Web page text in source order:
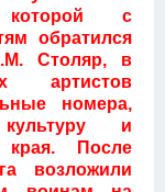
с
обратился
Столяр, в
артистов
номера,
и
края. После
возложили